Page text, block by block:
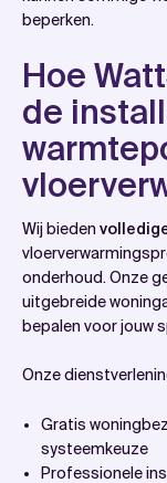
beperken.
Hoe
de
Wij bieden
onderhoud. Onze
uitgebreide
bepalen voor jouw
Onze
Gratis
systeemkeuze
Professionele